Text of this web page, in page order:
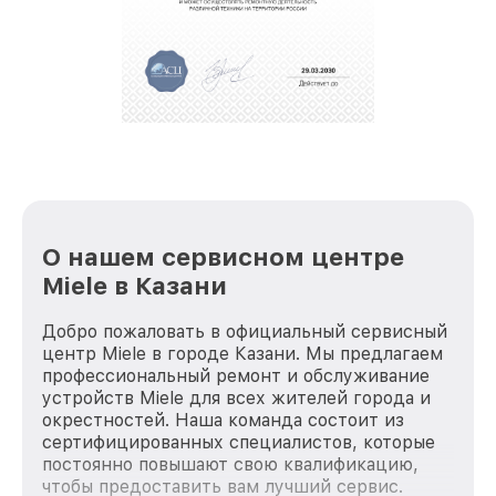
За годы своей деятельности мы получали только
репутацию. Мы постоянно совершенствуемся и
стараемся каждый день делать наш сервис еще
О нашем сервисном центре
Miele в Казани
Добро пожаловать в официальный сервисный
центр Miele в городе Казани. Мы предлагаем
профессиональный ремонт и обслуживание
устройств Miele для всех жителей города и
окрестностей. Наша команда состоит из
сертифицированных специалистов, которые
постоянно повышают свою квалификацию,
чтобы предоставить вам лучший сервис.